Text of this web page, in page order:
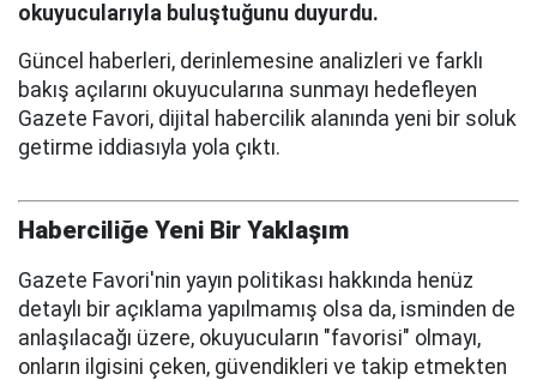
okuyucularıyla buluştuğunu duyurdu.
Güncel haberleri, derinlemesine analizleri ve farklı
bakış açılarını okuyucularına sunmayı hedefleyen
Gazete Favori, dijital habercilik alanında yeni bir soluk
getirme iddiasıyla yola çıktı.
Haberciliğe Yeni Bir Yaklaşım
Gazete Favori'nin yayın politikası hakkında henüz
detaylı bir açıklama yapılmamış olsa da, isminden de
anlaşılacağı üzere, okuyucuların "favorisi" olmayı,
onların ilgisini çeken, güvendikleri ve takip etmekten